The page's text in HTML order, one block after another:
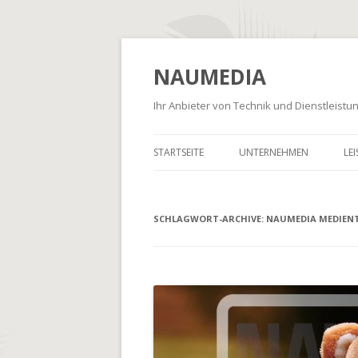
NAUMEDIA
Ihr Anbieter von Technik und
STARTSEITE UNTERNEHMEN
SCHLAGWORT-ARCHIVE: NAUMEDIA